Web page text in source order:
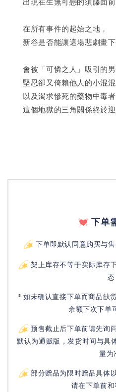
在所有事件的起始之地，
新谷是否能讓這場悲劇畫下
會被「可憐之人」吸引的男
堅忍卻又倚賴他人的小混混
以及渴求慘死的藥物中毒者
這個地獄的三角關係終於迎
下单
下单即默认同意购买与售
架上库存不等于实际库存
态
* 如未确认直接下单而商品缺
余额下次下单
预售截止后下单前请先询
默认为通贩版，发货时间与具
量为
部分赠品为限时赠品具体
请在下单前和